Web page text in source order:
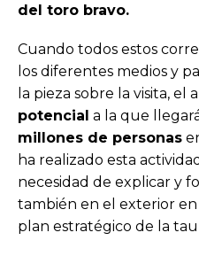
del toro bravo.
Cuando todos estos
los diferentes medios y
la pieza sobre la visita, el
potencial a la que
millones de personas
ha realizado esta
necesidad de explicar y
también en el exterior en
plan estratégico de la